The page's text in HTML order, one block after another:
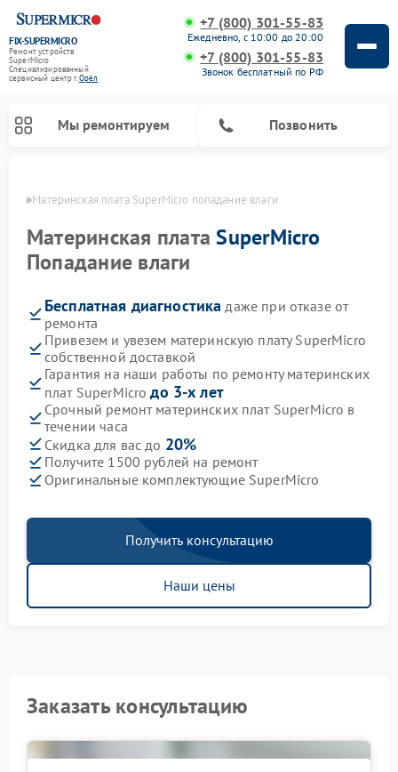
FIX-SUPERMICRO
Ремонт устройств
SuperMicro
Специализированный
cервисный центр г.Орёл
+7 (800) 301-55-83
Ежедневно, с 10:00 до 20:00
+7 (800) 301-55-83
Звонок бесплатный по РФ
Мы ремонтируем Позвонить
Материнская плата SuperMicro попадание влаги
Материнская платаSuperMicro
Попадание влаги
Бесплатная диагностика даже при отказе от
ремонта
Привезем и увезем материнскую плату SuperMicro
собственной доставкой
Гарантия на наши работы по ремонту материнских
плат SuperMicroдо 3-х лет
Срочный ремонт материнских плат SuperMicro в
течении часа
Скидка для вас до 20%
Получите 1500 рублей на ремонт
Оригинальные комплектующие SuperMicro
Получить консультацию
Наши цены
Заказать консультацию